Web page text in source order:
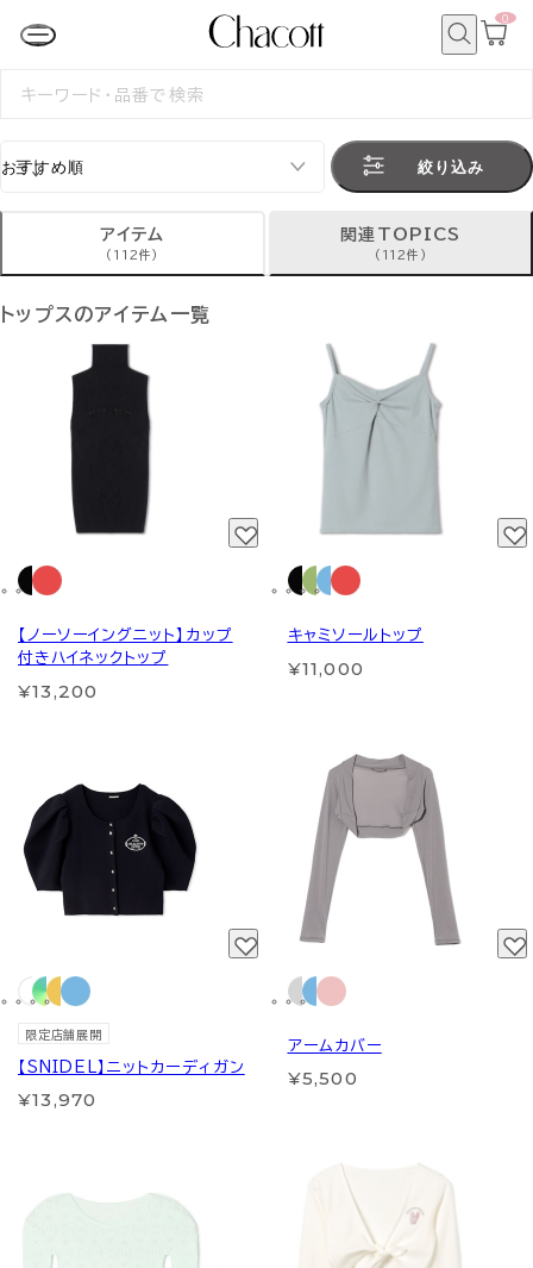
カ
0
検
絞り込み
アイテム
(112件)
関連TOPICS
(112件)
トップスのアイテム一覧
【ノーソーイングニット】カップ
付きハイネックトップ
¥13,200
キャミソールトップ
¥11,000
限定店舗展開
【SNIDEL】ニットカーディガン
¥13,970
アームカバー
¥5,500